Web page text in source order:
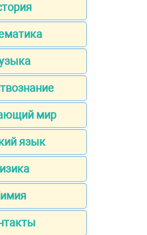
мир
язык